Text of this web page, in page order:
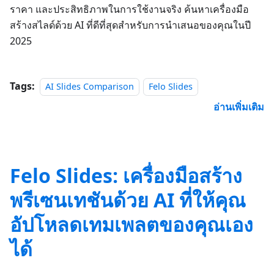
ราคา และประสิทธิภาพในการใช้งานจริง ค้นหาเครื่องมือ
สร้างสไลด์ด้วย AI ที่ดีที่สุดสำหรับการนำเสนอของคุณในปี
2025
Tags: AI Slides Comparison Felo Slides
อ่านเพิ่มเติม
Felo Slides: เครื่องมือสร้าง
พรีเซนเทชันด้วย AI ที่ให้คุณ
อัปโหลดเทมเพลตของคุณเอง
ได้